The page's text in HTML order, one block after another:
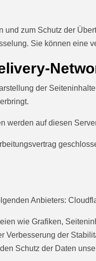
und zum Schutz der
Sie können eine
der
werden auf diesen
Anbieters:
wie Grafiken,
Verbesserung der
Schutz der Daten